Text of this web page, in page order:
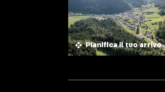
Pianifica il tuo arrivo